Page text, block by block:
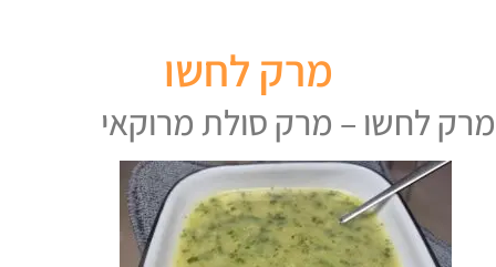
מרק לחשו
מרק לחשו – מרק סולת מרוקאי